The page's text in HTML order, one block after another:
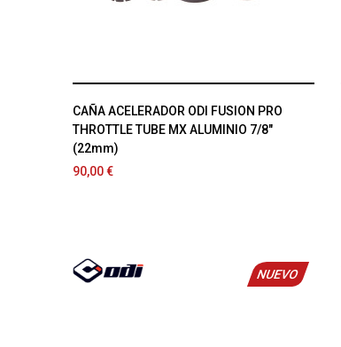
CAÑA ACELERADOR ODI FUSION PRO
THROTTLE TUBE MX ALUMINIO 7/8"
(22mm)
90,00 €
NUEVO